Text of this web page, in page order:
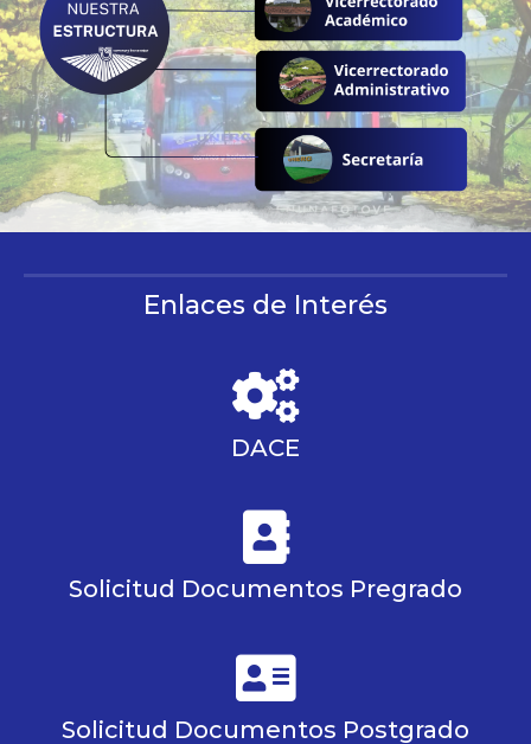
Enlaces de Interés
DACE
Solicitud Documentos Pregrado
Solicitud Documentos Postgrado